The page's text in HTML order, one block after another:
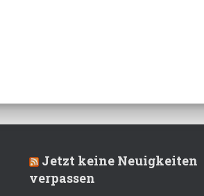
Jetzt keine Neuigkeiten
verpassen